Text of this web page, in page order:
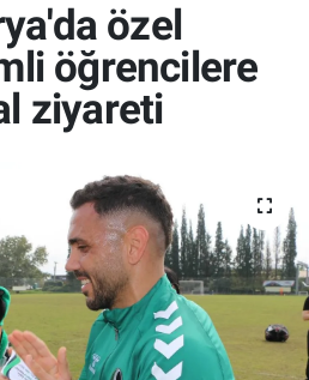
özel
öğrencilere
ziyareti
ve Fikstür